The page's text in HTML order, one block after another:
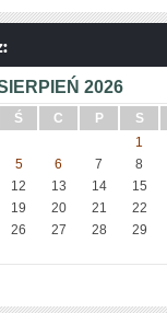
2026
Ś C P S
1
5 6 7 8
12 13 14 15
19 20 21 22
26 27 28 29